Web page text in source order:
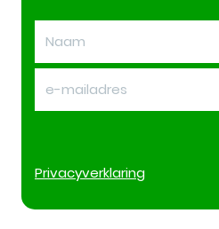
Privacyverklaring